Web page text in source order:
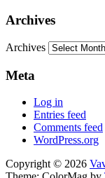
Archives
Archives
Meta
Log in
Entries feed
Comments feed
WordPress.org
Copyright © 2026